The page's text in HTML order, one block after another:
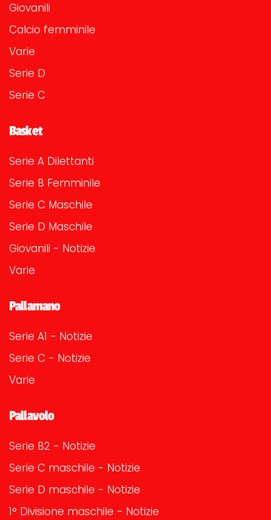
Giovanili
Calcio femminile
Varie
Serie D
Serie C
Basket
Serie A Dilettanti
Serie B Femminile
Serie C Maschile
Serie D Maschile
Giovanili - Notizie
Varie
Pallamano
Serie A1 - Notizie
Serie C - Notizie
Varie
Pallavolo
Serie B2 - Notizie
Serie C maschile - Notizie
Serie D maschile - Notizie
1° Divisione maschile - Notizie